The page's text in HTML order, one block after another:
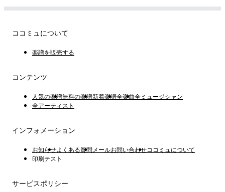
ココミュについて
楽譜を販売する
コンテンツ
人気の楽譜無料の楽譜新着楽譜全楽曲全ミュージシャン
全アーティスト
インフォメーション
お知らせよくある質問 メールお問い合わせココミュについて
印刷テスト
サービスポリシー